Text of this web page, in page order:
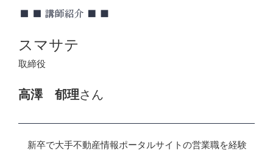
スマサテ
取締役
高澤 郁理さん
新卒で大手不動産情報ポータルサイトの営業職を経験